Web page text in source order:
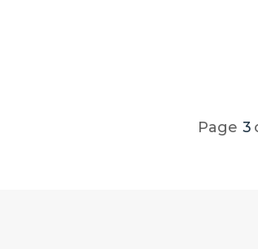
Page 3